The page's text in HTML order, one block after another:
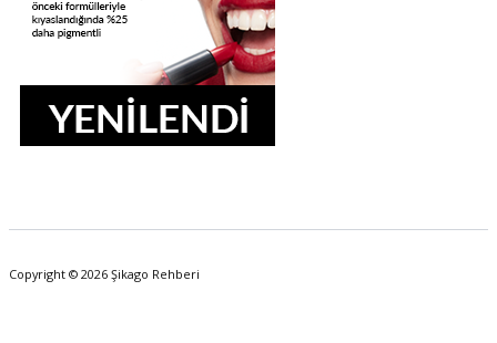
Copyright © 2026 Şikago Rehberi